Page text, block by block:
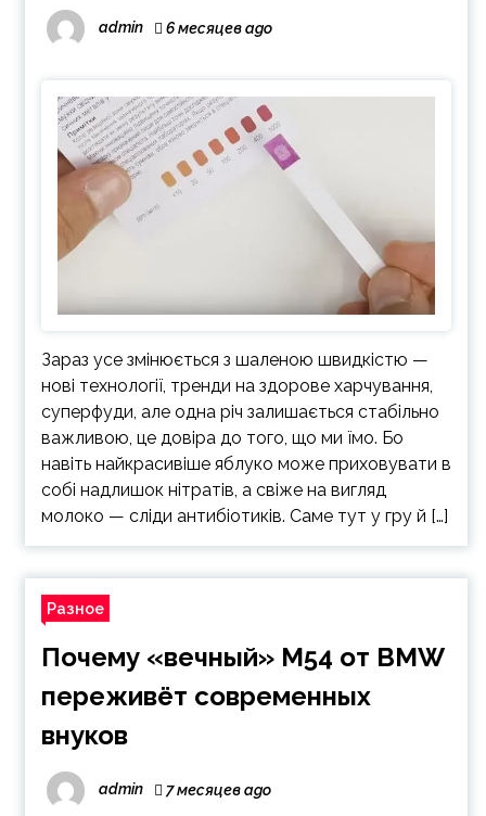
admin 6 месяцев ago
Зараз усе змінюється з шаленою швидкістю —
нові технології, тренди на здорове харчування,
суперфуди, але одна річ залишається стабільно
важливою, це довіра до того, що ми їмо. Бо
навіть найкрасивіше яблуко може приховувати в
собі надлишок нітратів, а свіже на вигляд
молоко — сліди антибіотиків. Саме тут у гру й […]
Разное
Почему «вечный» M54 от BMW
переживёт современных
внуков
admin 7 месяцев ago